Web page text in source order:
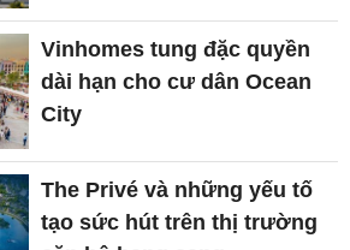
Vinhomes tung đặc quyền
dài hạn cho cư dân Ocean
City
The Privé và những yếu tố
tạo sức hút trên thị trường